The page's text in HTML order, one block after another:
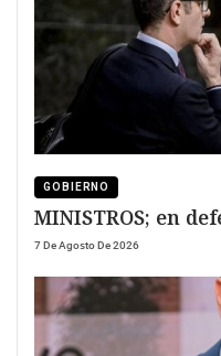
GOBIERNO
MINISTROS; en
7 De Agosto De 2026